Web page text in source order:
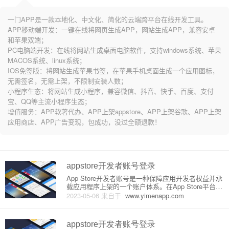
一门APP是一款本地化、中文化、简化的云端跨平台在线开发工具。
APP移动端开发：一键在线将网页生成APP，网站生成APP，兼容安卓
和苹果双端；
PC电脑端开发：在线将网站生成桌面电脑软件，支持windows系统、苹果
MACOS系统、linux系统；
IOS免签版：将网站生成苹果书签，在苹果手机桌面生成一个应用图标，
无需签名，无需上架，不限制安装人数；
小程序生态：将网站生成小程序，兼容微信、抖音、快手、百度、支付
宝、QQ等主流小程序生态；
增值服务：APP软著代办、APP上架appstore、APP上架谷歌、APP上架
应用商店、APP广告变现，包成功，没过全额退款！
appstore开发者账号登录
2023-05-06 来自于 www.yimenapp.com
App Store开发者账号是一种保障应用开发者权益并承
载应用程序上架的一个账户体系。在App Store平台上
发布应用需要一个开发者账号，只有拥有这个账号的
开发者才能将自己开发的应用程序发布到App Store应
appstore开发者账号登录